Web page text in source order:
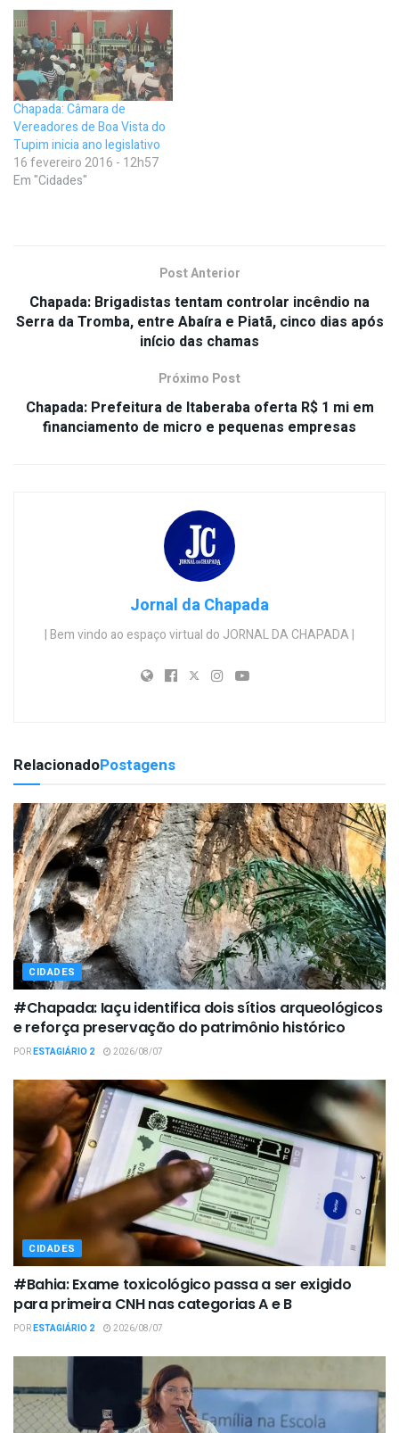
Chapada: Câmara de
Vereadores de Boa Vista do
Tupim inicia ano legislativo
16 fevereiro 2016 - 12h57
Em "Cidades"
Post Anterior
Chapada: Brigadistas tentam controlar incêndio na
Serra da Tromba, entre Abaíra e Piatã, cinco dias após
início das chamas
Próximo Post
Chapada: Prefeitura de Itaberaba oferta R$ 1 mi em
financiamento de micro e pequenas empresas
Jornal da Chapada
| Bem vindo ao espaço virtual do JORNAL DA CHAPADA |
RelacionadoPostagens
CIDADES
#Chapada: Iaçu identifica dois sítios arqueológicos
e reforça preservação do patrimônio histórico
PORESTAGIÁRIO 2 2026/08/07
CIDADES
#Bahia: Exame toxicológico passa a ser exigido
para primeira CNH nas categorias A e B
PORESTAGIÁRIO 2 2026/08/07